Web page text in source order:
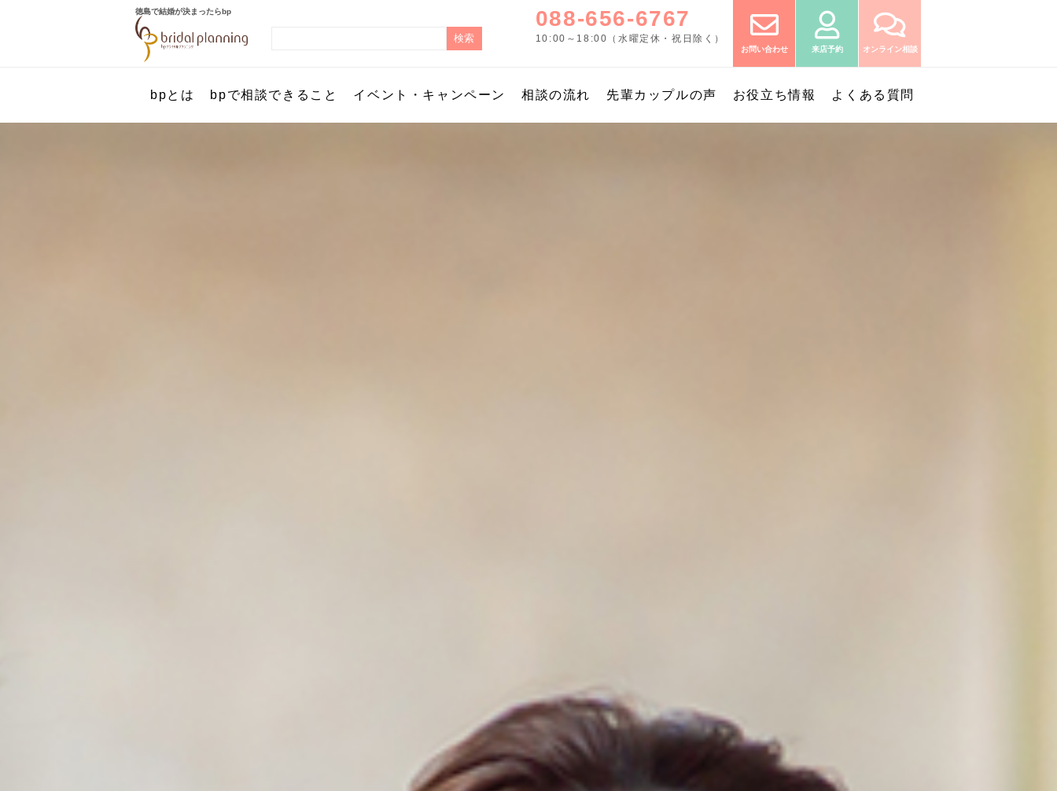
徳島で結婚が決まったらbp 088-656-6767
10:00～18:00（水曜定休・祝日除く）
お問い合わせ 来店予約 オンライン相談
bpとは bpで相談できること イベント・キャンペーン 相談の流れ 先輩カップルの声 お役立ち情報 よくある質問